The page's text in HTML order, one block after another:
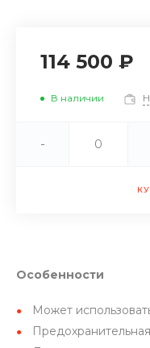
114 500 ₽
В наличии
-
Особенности
Может